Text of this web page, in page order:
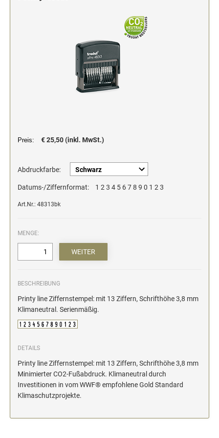
Preis: € 25,50 (inkl. MwSt.)
Abdruckfarbe:
Datums-/Ziffernformat: 1 2 3 4 5 6 7 8 9 0 1 2 3
Art.Nr.: 48313bk
MENGE:
BESCHREIBUNG
Printy line Ziffernstempel: mit 13 Ziffern, Schrifthöhe 3,8 mm
Klimaneutral. Serienmäßig.
DETAILS
Printy line Ziffernstempel: mit 13 Ziffern, Schrifthöhe 3,8 mm
Minimierter CO2-Fußabdruck. Klimaneutral durch
Investitionen in vom WWF® empfohlene Gold Standard
Klimaschutzprojekte.